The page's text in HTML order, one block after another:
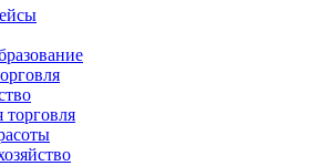
торговля